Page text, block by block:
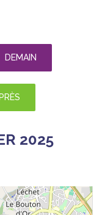
DEMAIN
2025